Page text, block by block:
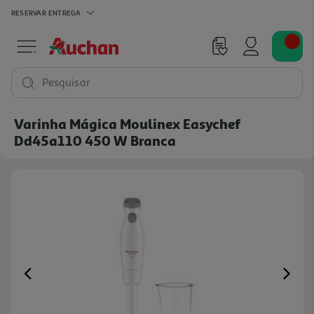
RESERVAR ENTREGA
Pesquisar
Varinha Mágica Moulinex Easychef
Dd45a110 450 W Branca
Previous